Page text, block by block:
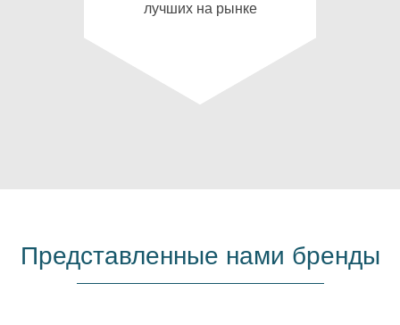
лучших на рынке
Представленные нами бренды